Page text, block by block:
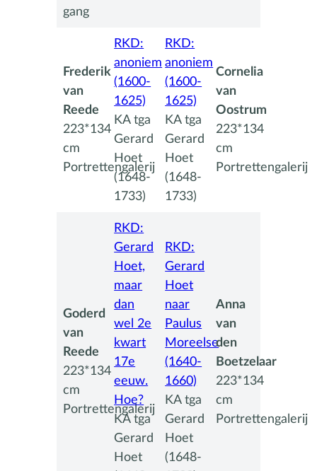
gang
Frederik
van
Reede
223*134
cm
Portrettengalerij
RKD:
anoniem
(1600-
1625)
KA tga
Gerard
Hoet
(1648-
1733)
RKD:
anoniem
(1600-
1625)
KA tga
Gerard
Hoet
(1648-
1733)
Cornelia
van
Oostrum
223*134
cm
Portrettengalerij
Goderd
van
Reede
223*134
cm
Portrettengalerij
RKD:
Gerard
Hoet,
maar
dan
wel 2e
kwart
17e
eeuw.
Hoe?
KA tga
Gerard
Hoet
RKD:
Gerard
Hoet
naar
Paulus
Moreelse
(1640-
1660)
KA tga
Gerard
Hoet
(1648-
Anna
van
den
Boetzelaar
223*134
cm
Portrettengalerij